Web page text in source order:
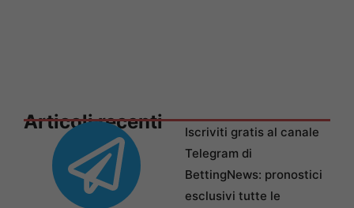
Articoli recenti
Iscriviti gratis al canale
Telegram di
BettingNews: pronostici
esclusivi tutte le